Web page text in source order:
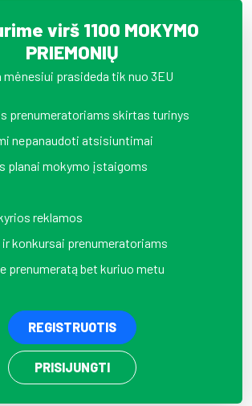
virš 1100 MOKYMO
PRIEMONIŲ
mėnesiui prasideda tik nuo 3EU
prenumeratoriams skirtas turinys
nepanaudoti atsisiuntimai
planai mokymo įstaigoms
reklamos
konkursai prenumeratoriams
prenumeratą bet kuriuo metu
REGISTRUOTIS
PRISIJUNGTI